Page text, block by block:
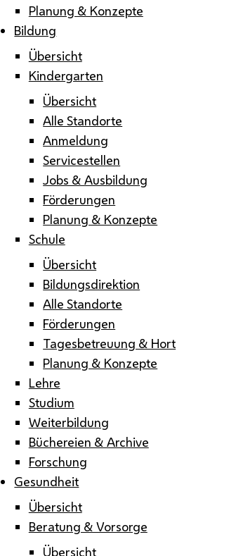
Planung & Konzepte
Bildung
Übersicht
Kindergarten
Übersicht
Alle Standorte
Anmeldung
Servicestellen
Jobs & Ausbildung
Förderungen
Planung & Konzepte
Schule
Übersicht
Bildungsdirektion
Alle Standorte
Förderungen
Tagesbetreuung & Hort
Planung & Konzepte
Lehre
Studium
Weiterbildung
Büchereien & Archive
Forschung
Gesundheit
Übersicht
Beratung & Vorsorge
Übersicht